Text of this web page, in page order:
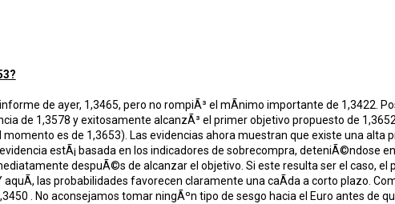
de ayer, 1,3465, pero no rompiÃ³ el mÃ­nimo importante de 1,3422.
de 1,3578 y exitosamente alcanzÃ³ el primer objetivo propuesto de
es de 1,3653). Las evidencias ahora muestran que existe una alta
estÃ¡ basada en los indicadores de sobrecompra, deteniÃ©ndose
despuÃ©s de alcanzar el objetivo. Si este resulta ser el caso, el
las probabilidades favorecen claramente una caÃ­da a corto plazo.
. No aconsejamos tomar ningÃºn tipo de sesgo hacia el Euro antes de